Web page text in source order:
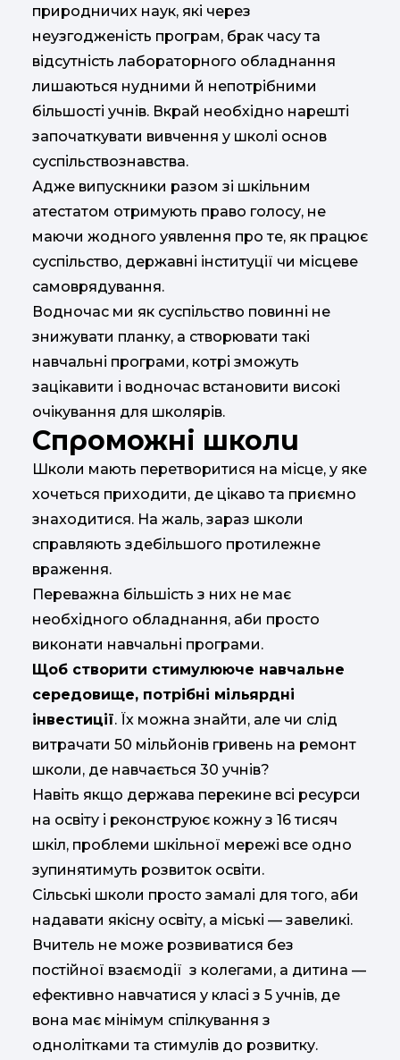
природничих наук, які через
неузгодженість програм, брак часу та
відсутність лабораторного обладнання
лишаються нудними й непотрібними
більшості учнів. Вкрай необхідно нарешті
започаткувати вивчення у школі основ
суспільствознавства.
Адже випускники разом зі шкільним
атестатом отримують право голосу, не
маючи жодного уявлення про те, як працює
суспільство, державні інституції чи місцеве
самоврядування.
Водночас ми як суспільство повинні не
знижувати планку, а створювати такі
навчальні програми, котрі зможуть
зацікавити і водночас встановити високі
очікування для школярів.
Спроможні школи
Школи мають перетворитися на місце, у яке
хочеться приходити, де цікаво та приємно
знаходитися. На жаль, зараз школи
справляють здебільшого протилежне
враження.
Переважна більшість з них не має
необхідного обладнання, аби просто
виконати навчальні програми.
Щоб створити стимулююче навчальне
середовище, потрібні мільярдні
інвестиції. Їх можна знайти, але чи слід
витрачати 50 мільйонів гривень на ремонт
школи, де навчається 30 учнів?
Навіть якщо держава перекине всі ресурси
на освіту і реконструює кожну з 16 тисяч
шкіл, проблеми шкільної мережі все одно
зупинятимуть розвиток освіти.
Сільські школи просто замалі для того, аби
надавати якісну освіту, а міські — завеликі.
Вчитель не може розвиватися без
постійної взаємодії з колегами, а дитина —
ефективно навчатися у класі з 5 учнів, де
вона має мінімум спілкування з
однолітками та стимулів до розвитку.